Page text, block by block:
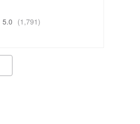
5.0 (1,791)